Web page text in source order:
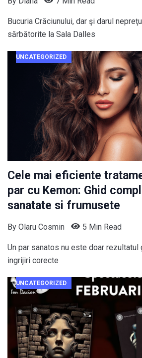
Bucuria Crăciunului, dar şi darul
sărbătorite la Sala Dalles
UNCATEGORIZED
Cele mai eficiente
par cu Kemon: Ghid
sanatate si frumusete
By Olaru Cosmin 5 Min Read
Un par sanatos nu este doar
ingrijiri corecte
UNCATEGORIZED